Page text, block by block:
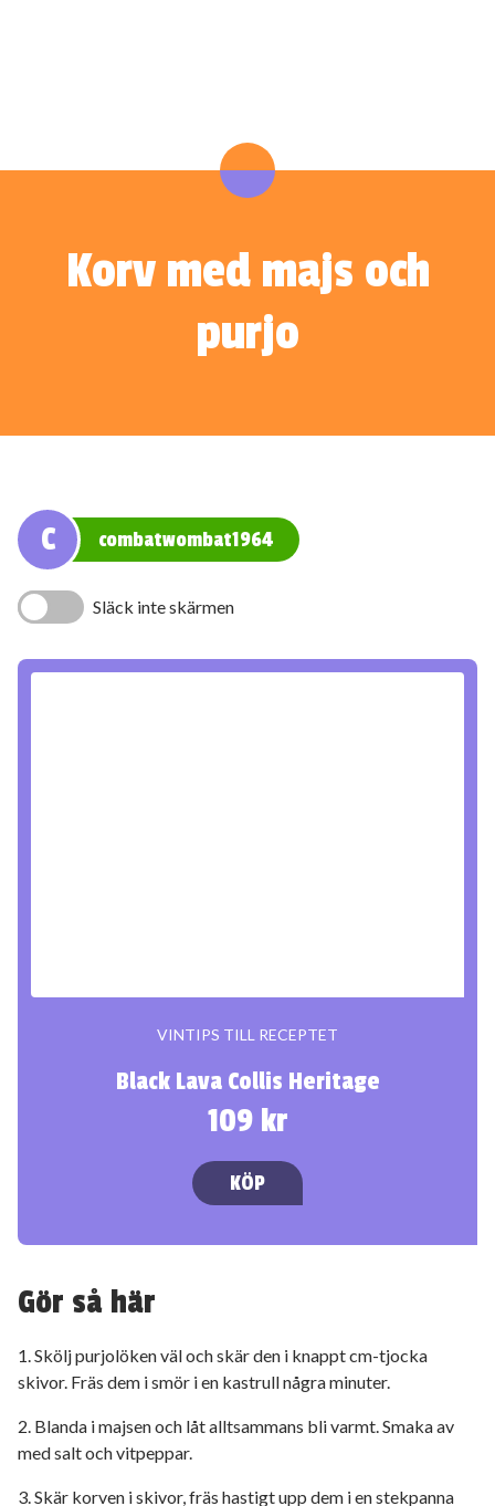
Korv med majs och
purjo
C combatwombat1964
Släck inte skärmen
VINTIPS TILL RECEPTET
Black Lava Collis Heritage
109 kr
KÖP
Gör så här
1. Skölj purjolöken väl och skär den i knappt cm-tjocka
skivor. Fräs dem i smör i en kastrull några minuter.
2. Blanda i majsen och låt alltsammans bli varmt. Smaka av
med salt och vitpeppar.
3. Skär korven i skivor, fräs hastigt upp dem i en stekpanna